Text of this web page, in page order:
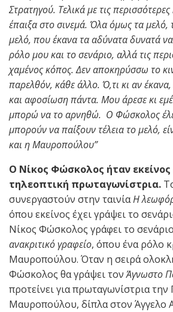
Στρατηγού. Τελικά με τις
έπαιξα στο σινεμά. Όλα όμως τα μελό,
μελό, που έκανα τα αδύνατα δυνατά
ρόλο μου και το σενάριο, αλλά τις
χαμένος κόπος. Δεν αποκηρύσσω το
παρελθόν, κάθε άλλο. Ό,τι κι αν
και αφοσίωση πάντα. Μου άρεσε κι
μπορώ να το αρνηθώ. Ο Φώσκολος
μπορούν να παίξουν τέλεια το μελό,
και η Μαυροπούλου”
Ο Νίκος Φώσκολος ήταν
τηλεοπτική πρωταγωνίστρια.
συνεργαστούν στην ταινίαΗ
όπου εκείνος έχει γράψει το
Νίκος Φώσκολος γράφει το
ανακριτικό γραφείο, όπου ένα ρόλο
Μαυροπούλου. Όταν η σειρά
Φώσκολος θα γράψει τονΆγνωστο
προτείνει για πρωταγωνίστρια την
Μαυροπούλου, δίπλα στον Άγγελο